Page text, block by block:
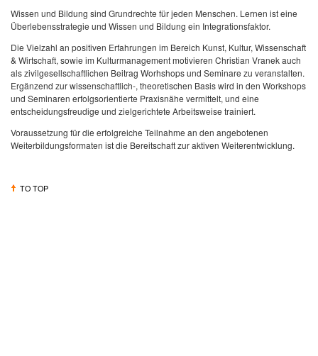
Wissen und Bildung sind Grundrechte für jeden Menschen. Lernen ist eine
Überlebensstrategie und Wissen und Bildung ein Integrationsfaktor.
Die Vielzahl an positiven Erfahrungen im Bereich Kunst, Kultur, Wissenschaft
& Wirtschaft, sowie im Kulturmanagement motivieren Christian Vranek auch
als zivilgesellschaftlichen Beitrag Worhshops und Seminare zu veranstalten.
Ergänzend zur wissenschaftlich-, theoretischen Basis wird in den Workshops
und Seminaren erfolgsorientierte Praxisnähe vermittelt, und eine
entscheidungsfreudige und zielgerichtete Arbeitsweise trainiert.
Voraussetzung für die erfolgreiche Teilnahme an den angebotenen
Weiterbildungsformaten ist die Bereitschaft zur aktiven Weiterentwicklung.
TO TOP